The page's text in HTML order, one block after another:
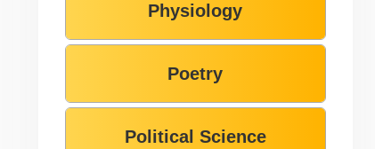
Physiology
Poetry
Political Science